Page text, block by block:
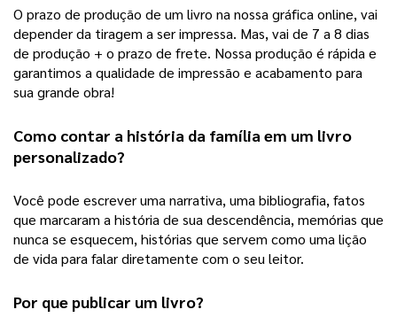
O prazo de produção de um livro na nossa gráfica online, vai
depender da tiragem a ser impressa. Mas, vai de 7 a 8 dias
de produção + o prazo de frete. Nossa produção é rápida e
garantimos a qualidade de impressão e acabamento para
sua grande obra!
Como contar a história da família em um livro
personalizado?
Você pode escrever uma narrativa, uma bibliografia, fatos
que marcaram a história de sua descendência, memórias que
nunca se esquecem, histórias que servem como uma lição
de vida para falar diretamente com o seu leitor.
Por que publicar um livro?